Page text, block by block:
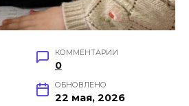
КОММЕНТАРИИ
0
ОБНОВЛЕНО
22 мая, 2026